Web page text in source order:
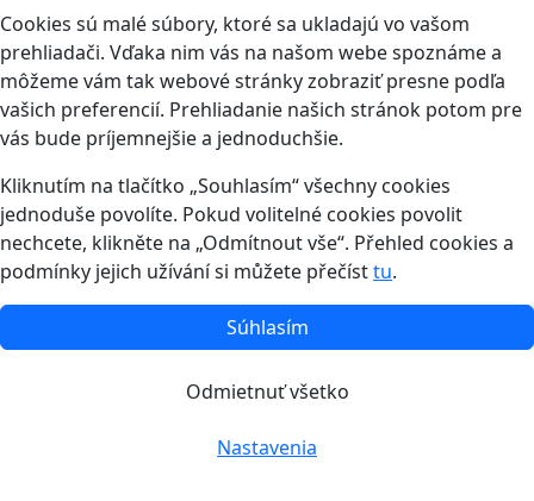
Cookies sú malé súbory, ktoré sa ukladajú vo vašom
prehliadači. Vďaka nim vás na našom webe spoznáme a
môžeme vám tak webové stránky zobraziť presne podľa
vašich preferencií. Prehliadanie našich stránok potom pre
vás bude príjemnejšie a jednoduchšie.
Kliknutím na tlačítko „Souhlasím“ všechny cookies
jednoduše povolíte. Pokud volitelné cookies povolit
nechcete, klikněte na „Odmítnout vše“. Přehled cookies a
podmínky jejich užívání si můžete přečísttu.
Súhlasím
Odmietnuť všetko
Nastavenia